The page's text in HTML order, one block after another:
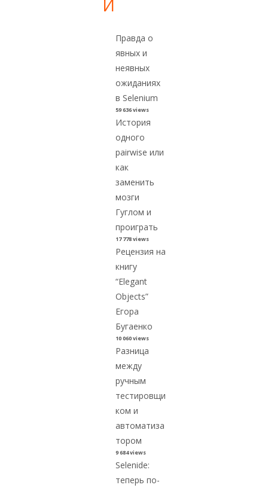
И
Правда о
явных и
неявных
ожиданиях
в Selenium
59 636 views
История
одного
pairwise или
как
заменить
мозги
Гуглом и
проиграть
17 778 views
Рецензия на
книгу
“Elegant
Objects”
Егора
Бугаенко
10 060 views
Разница
между
ручным
тестировщи
ком и
автоматиза
тором
9 684 views
Selenide:
теперь по-